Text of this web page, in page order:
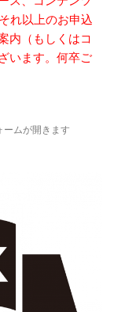
れ以上のお申込
内（もしくはコ
います。何卒ご
ムが開きます